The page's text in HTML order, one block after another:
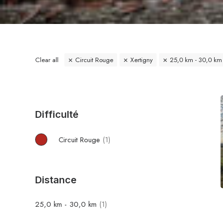
Clear all Circuit Rouge Xertigny 25,0 km - 30,0 km
Difficulté
Circuit Rouge (1)
Distance
25,0 km - 30,0 km (1)